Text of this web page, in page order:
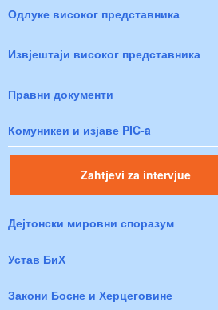
Одлуке високог представника
Извјештаји високог представника
Правни документи
Комуникеи и изјаве PIC-a
Zahtjevi za intervjue
Дејтонски мировни споразум
Устав БиХ
Закони Босне и Херцеговине